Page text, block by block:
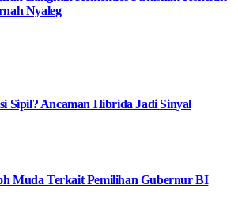
Nyaleg
Sipil? Ancaman Hibrida Jadi Sinyal
Muda Terkait Pemilihan Gubernur BI